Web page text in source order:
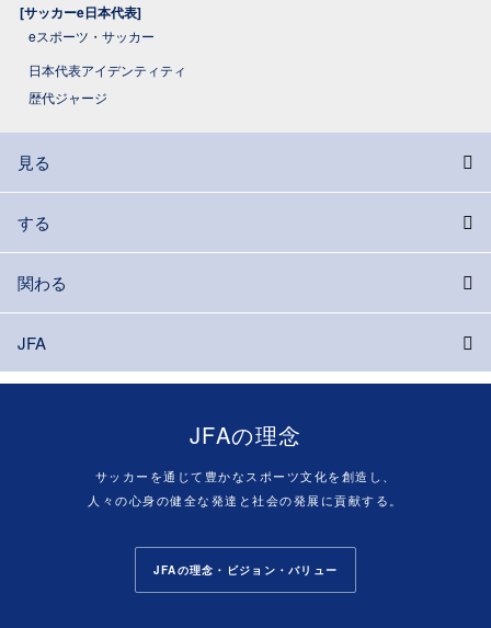
[サッカーe日本代表]
eスポーツ・サッカー
日本代表アイデンティティ
歴代ジャージ
見る
する
関わる
JFA
JFAの理念
サッカーを通じて豊かなスポーツ文化を創造し、
人々の心身の健全な発達と社会の発展に貢献する。
JFAの理念・ビジョン・バリュー